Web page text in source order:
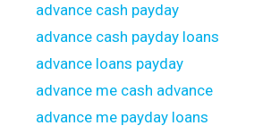
advance cash payday
advance cash payday loans
advance loans payday
advance me cash advance
advance me payday loans